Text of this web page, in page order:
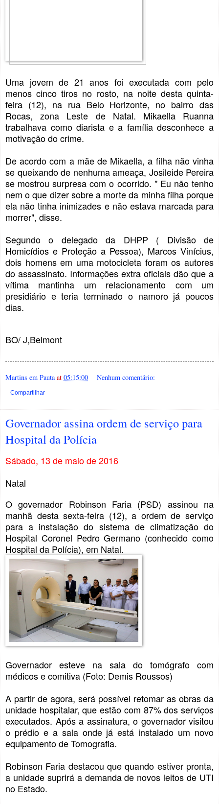
Uma jovem de 21 anos foi executada com pelo
menos cinco tiros no rosto, na noite desta quinta-
feira (12), na rua Belo Horizonte, no bairro das
Rocas, zona Leste de Natal. Mikaella Ruanna
trabalhava como diarista e a família desconhece a
motivação do crime.
De acordo com a mãe de Mikaella, a filha não vinha
se queixando de nenhuma ameaça, Josileide Pereira
se mostrou surpresa com o ocorrido. " Eu não tenho
nem o que dizer sobre a morte da minha filha porque
ela não tinha inimizades e não estava marcada para
morrer", disse.
Segundo o delegado da DHPP ( Divisão de
Homicídios e Proteção a Pessoa), Marcos Vinícius,
dois homens em uma motocicleta foram os autores
do assassinato. Informações extra oficiais dão que a
vítima mantinha um relacionamento com um
presidiário e teria terminado o namoro já poucos
dias.
BO/ J,Belmont
Martins em Pauta at 05:15:00 Nenhum comentário:
Compartilhar
Governador assina ordem de serviço para
Hospital da Polícia
Sábado, 13 de maio de 2016
Natal
O governador Robinson Faria (PSD) assinou na
manhã desta sexta-feira (12), a ordem de serviço
para a instalação do sistema de climatização do
Hospital Coronel Pedro Germano (conhecido como
Hospital da Polícia), em Natal.
Governador esteve na sala do tomógrafo com
médicos e comitiva (Foto: Demis Roussos)
A partir de agora, será possível retomar as obras da
unidade hospitalar, que estão com 87% dos serviços
executados. Após a assinatura, o governador visitou
o prédio e a sala onde já está instalado um novo
equipamento de Tomografia.
Robinson Faria destacou que quando estiver pronta,
a unidade suprirá a demanda de novos leitos de UTI
no Estado.